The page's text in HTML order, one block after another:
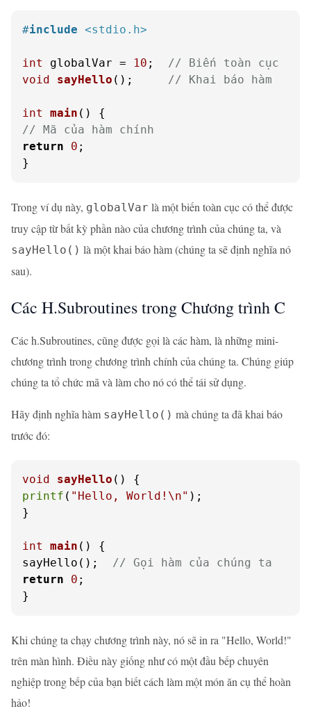
#include <stdio.h>
int globalVar = 10 ; // Biến toàn cục
void
sayHello () ; // Khai báo hàm
int main ()
// Mã của hàm chính
return
0 ;
}
Trong ví dụ này, globalVar là một biến toàn cục có thể được
truy cập từ bất kỳ phần nào của chương trình của chúng ta, và
sayHello() là một khai báo hàm (chúng ta sẽ định nghĩa nó
sau).
Các H.Subroutines trong Chương trình C
Các h.Subroutines, cũng được gọi là các hàm, là những mini-
chương trình trong chương trình chính của chúng ta. Chúng giúp
chúng ta tổ chức mã và làm cho nó có thể tái sử dụng.
Hãy định nghĩa hàm sayHello() mà chúng ta đã khai báo
trước đó:
void sayHello ()
printf ( "Hello, World!\n" );
}
int main ()
{
sayHello(); // Gọi hàm của chúng ta
return
0 ;
}
Khi chúng ta chạy chương trình này, nó sẽ in ra "Hello, World!"
trên màn hình. Điều này giống như có một đầu bếp chuyên
nghiệp trong bếp của bạn biết cách làm một món ăn cụ thể hoàn
hảo!